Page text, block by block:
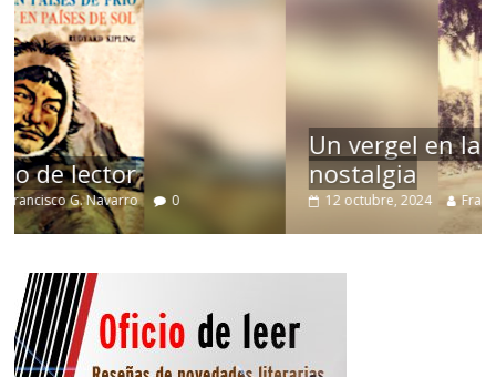
Un vergel en las nieblas de la
nostalgia
12 octubre, 2024 Francisco G. Navarro 0